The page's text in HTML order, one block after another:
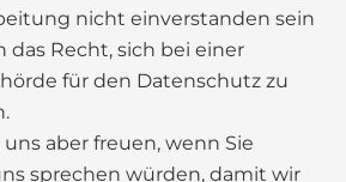
nicht einverstanden sein
das Recht, sich bei einer
für den Datenschutz zu
aber freuen, wenn Sie
sprechen würden, damit wir